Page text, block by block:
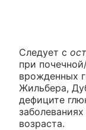
Следует с
при
врожденных
Жильбера,
дефиците
возраста.